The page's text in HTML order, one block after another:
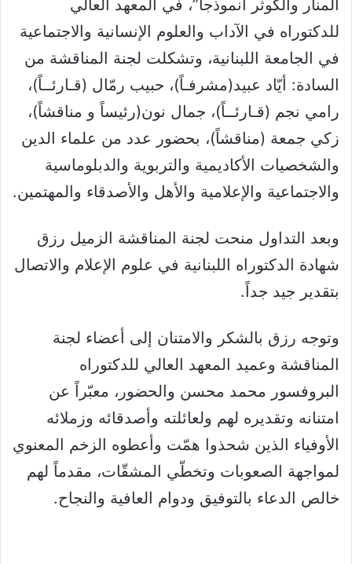
المنار والكوثر أنموذجاً”، في المعهد العالي
للدكتوراه في الآداب والعلوم الإنسانية والاجتماعية
في الجامعة اللبنانية، وتشكلت لجنة المناقشة من
السادة: أيّاد عبيد(مشرفـاً)، حبيب رمّال (قـارئــاً)،
رامي نجم (قـارئــاً)، جمال نون(رئيساً و مناقشاً)،
زكي جمعة (مناقشاً)، بحضور عدد من علماء الدين
والشخصيات الأكاديمية والتربوية والدبلوماسية
والاجتماعية والإعلامية والأهل والأصدقاء والمهتمين.
وبعد التداول منحت لجنة المناقشة الزميل رزق
شهادة الدكتوراه اللبنانية في علوم الإعلام والاتصال
بتقدير جيد جداً.
وتوجه رزق بالشكر والامتنان إلى أعضاء لجنة
المناقشة وعميد المعهد العالي للدكتوراه
البروفسور محمد محسن والحضور، معبّراً عن
امتنانه وتقديره لهم ولعائلته وأصدقائه وزملائه
الأوفياء الذين شحذوا همّت وأعطوه الزخم المعنوي
لمواجهة الصعوبات وتخطّي المشقّات، مقدماً لهم
خالص الدعاء بالتوفيق ودوام العافية والنجاح.